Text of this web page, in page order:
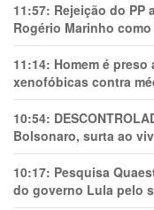
11:57: Rejeição do PP
Rogério Marinho
11:14: Homem é
xenofóbicas contra
10:54:
Bolsonaro, surta ao
10:17: Pesquisa
do governo Lula pelo